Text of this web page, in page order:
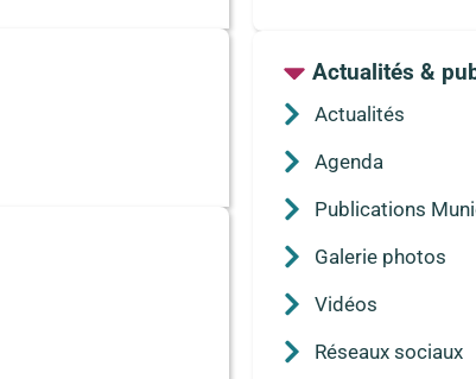
Actualités &
Actualités
Agenda
Publications
Galerie photos
Vidéos
Réseaux sociaux